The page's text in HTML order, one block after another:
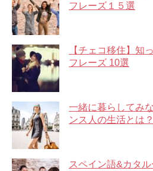
フレーズ１５選
【チェコ移住】知
フレーズ 10選
一緒に暮らしてみ
ンス人の生活とは？
スペイン語&カタ